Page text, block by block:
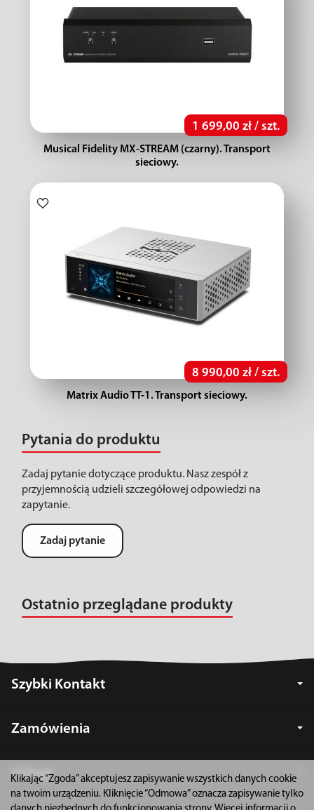
1 699,00 zł / szt.
Musical Fidelity MX-STREAM (czarny). Transport
sieciowy.
8 990,00 zł / szt.
Matrix Audio TT-1. Transport sieciowy.
Pytania do produktu
Zadaj pytanie dotyczące produktu. Nasz zespół z
przyjemnością udzieli szczegółowej odpowiedzi na
zapytanie.
Zadaj pytanie
Ostatnio przeglądane produkty
Szybki Kontakt
Zamówienia
Usługi
Klikając “Zgoda” akceptujesz zapisywanie wszystkich danych cookie
na twoim urządzeniu. Kliknięcie “Odmowa” oznacza zapisywanie tylko